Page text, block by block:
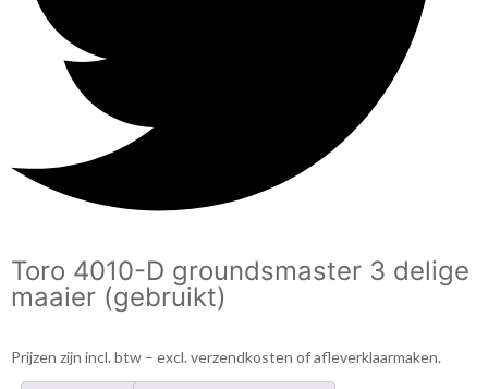
Toro 4010-D groundsmaster 3 delige
maaier (gebruikt)
Prijzen zijn incl. btw – excl. verzendkosten of afleverklaarmaken.